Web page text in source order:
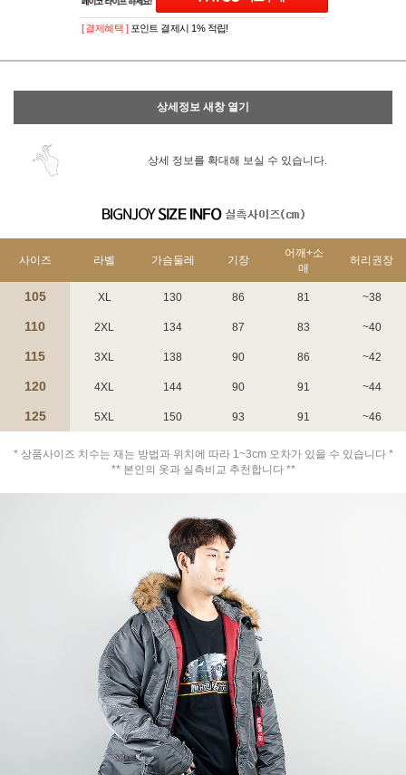
[ 결제혜택 ] 포인트 결제시 1% 적립!
상세정보 새창 열기
상세 정보를 확대해 보실 수 있습니다.
사이즈 라벨 가슴둘레 기장
어깨+소
매
허리권장
105 XL 130 86 81 ~38
110 2XL 134 87 83 ~40
115 3XL 138 90 86 ~42
120 4XL 144 90 91 ~44
125 5XL 150 93 91 ~46
* 상품사이즈 치수는 재는 방법과 위치에 따라 1~3cm 오차가 있을 수 있습니다 *
** 본인의 옷과 실측비교 추천합니다 **